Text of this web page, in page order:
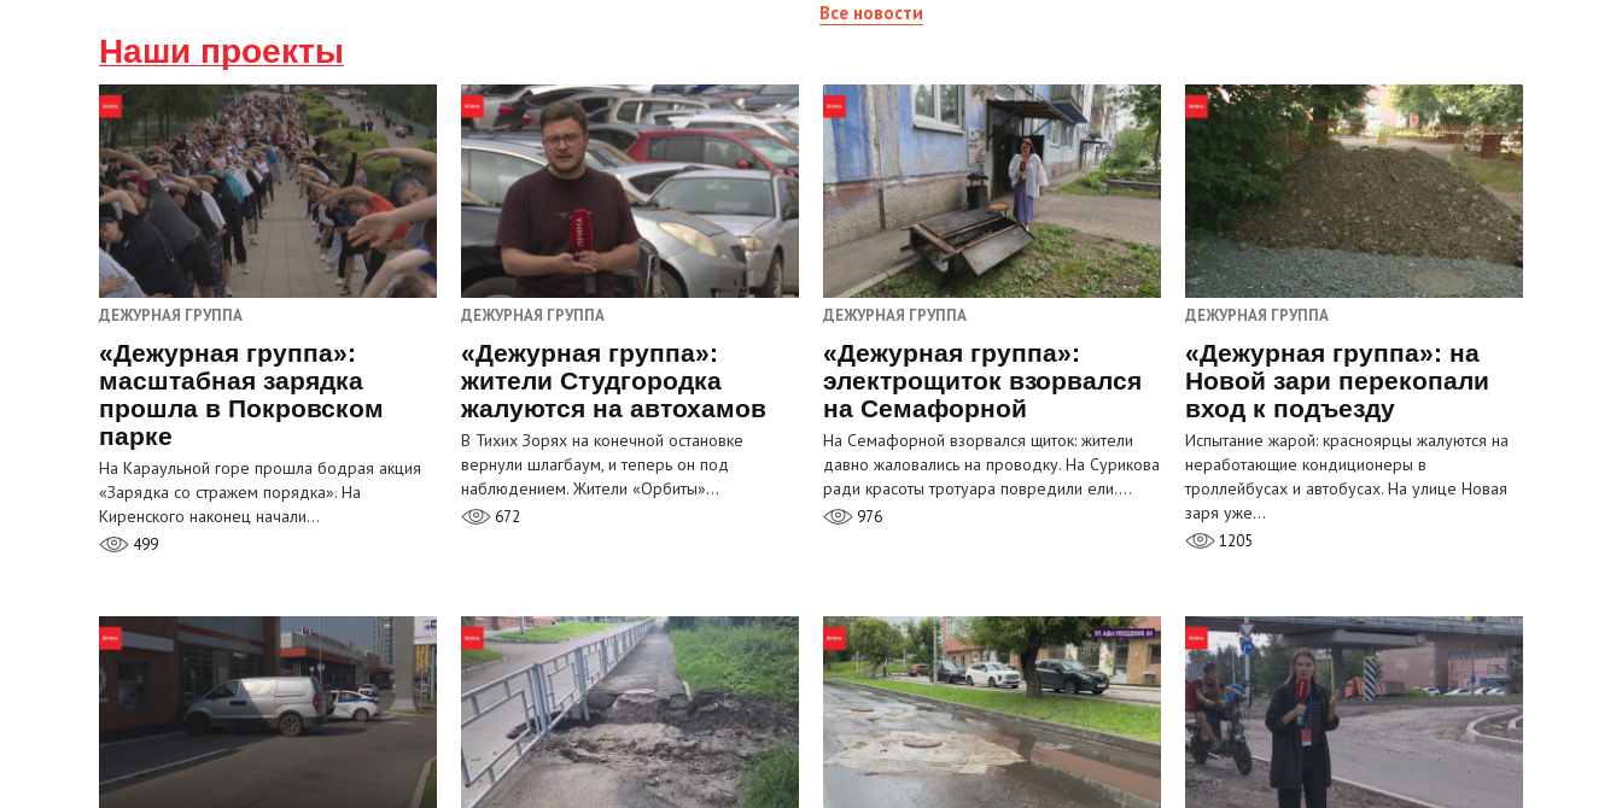
Все новости
Наши проекты
ДЕЖУРНАЯ ГРУППА
«Дежурная группа»:
масштабная зарядка
прошла в Покровском
парке
На Караульной горе прошла бодрая акция
«Зарядка со стражем порядка». На
Киренского наконец начали…
499
ДЕЖУРНАЯ ГРУППА
«Дежурная группа»:
жители Студгородка
жалуются на автохамов
В Тихих Зорях на конечной остановке
вернули шлагбаум, и теперь он под
наблюдением. Жители «Орбиты»…
672
ДЕЖУРНАЯ ГРУППА
«Дежурная группа»:
электрощиток взорвался
на Семафорной
На Семафорной взорвался щиток: жители
давно жаловались на проводку. На Сурикова
ради красоты тротуара повредили ели.…
976
ДЕЖУРНАЯ ГРУППА
«Дежурная группа»: на
Новой зари перекопали
вход к подъезду
Испытание жарой: красноярцы жалуются на
неработающие кондиционеры в
троллейбусах и автобусах. На улице Новая
заря уже…
1205